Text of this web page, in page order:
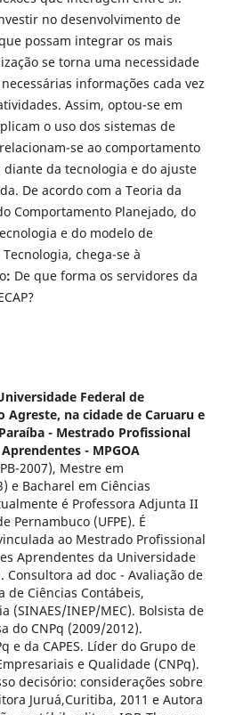
no desenvolvimento de
possam integrar os mais
se torna uma necessidade
informações cada vez
Assim, optou-se em
o uso dos sistemas de
se ao comportamento
da tecnologia e do ajuste
De acordo com a Teoria da
Comportamento Planejado, do
e do modelo de
chega-se à
: De que forma os servidores da
Federal de
Agreste, na cidade de Caruaru e
- Mestrado Profissional
- MPGOA
2007), Mestre em
e Bacharel em Ciências
é Professora Adjunta II
Pernambuco (UFPE). É
ao Mestrado Profissional
Aprendentes da Universidade
Consultora ad doc - Avaliação de
de Ciências Contábeis,
(SINAES/INEP/MEC). Bolsista de
do CNPq (2009/2012).
e da CAPES. Líder do Grupo de
e Qualidade (CNPq).
decisório: considerações sobre
Juruá,Curitiba, 2011 e Autora